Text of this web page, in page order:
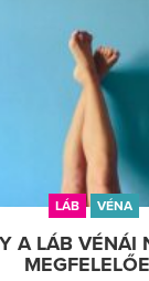
LÁB VÉNA
A LÁB VÉNÁI